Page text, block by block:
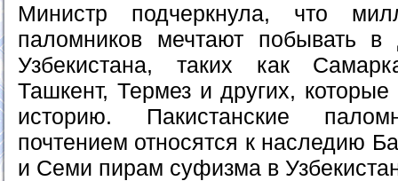
Министр подчеркнула, что
паломников мечтают побывать в
Узбекистана, таких как
Ташкент, Термез и других,
историю. Пакистанские
почтением относятся к наследию
и Семи пирам суфизма в